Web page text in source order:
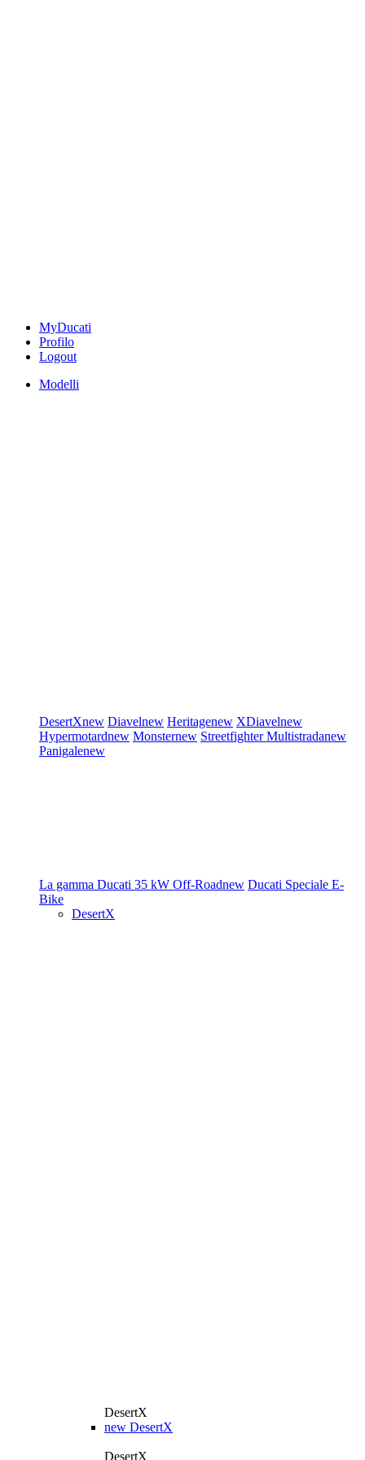
MyDucati
Profilo
Logout
Modelli
DesertXnew Diavelnew Heritagenew XDiavelnew
Hypermotardnew Monsternew StreetfighterMultistradanew
Panigalenew
La gamma Ducati 35 kW Off-Roadnew Ducati Speciale E-
Bike
DesertX
DesertX
new DesertX
DesertX